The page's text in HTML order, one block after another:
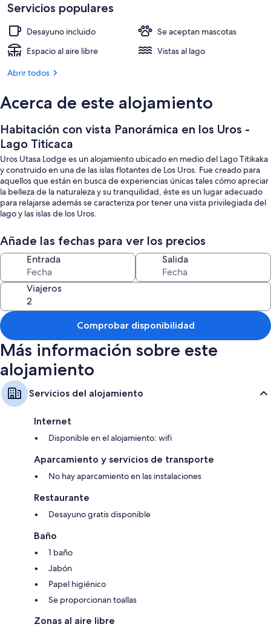
Servicios populares
Desayuno incluido
Se aceptan mascotas
Espacio al aire libre
Vistas al lago
Abrir todos
Acerca de este alojamiento
Habitación con vista Panorámica en los Uros -
Lago Titicaca
Uros Utasa Lodge es un alojamiento ubicado en medio del Lago Titikaka
y construido en una de las islas flotantes de Los Uros. Fue creado para
aquellos que están en busca de experiencias únicas tales cómo apreciar
la belleza de la naturaleza y su tranquilidad, éste es un lugar adecuado
para relajarse además se caracteriza por tener una vista privilegiada del
lago y las islas de los Uros.
Añade las fechas para ver los precios
Entrada Salida
Viajeros
Comprobar disponibilidad
Más información sobre este
alojamiento
Servicios del alojamiento
Internet
Disponible en el alojamiento: wifi
Aparcamiento y servicios de transporte
No hay aparcamiento en las instalaciones
Restaurante
Desayuno gratis disponible
Baño
1 baño
Jabón
Papel higiénico
Se proporcionan toallas
Zonas al aire libre